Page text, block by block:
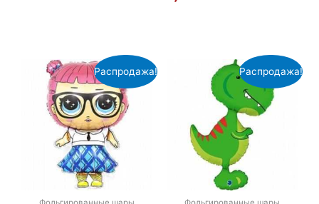
Распродажа! Распродажа!